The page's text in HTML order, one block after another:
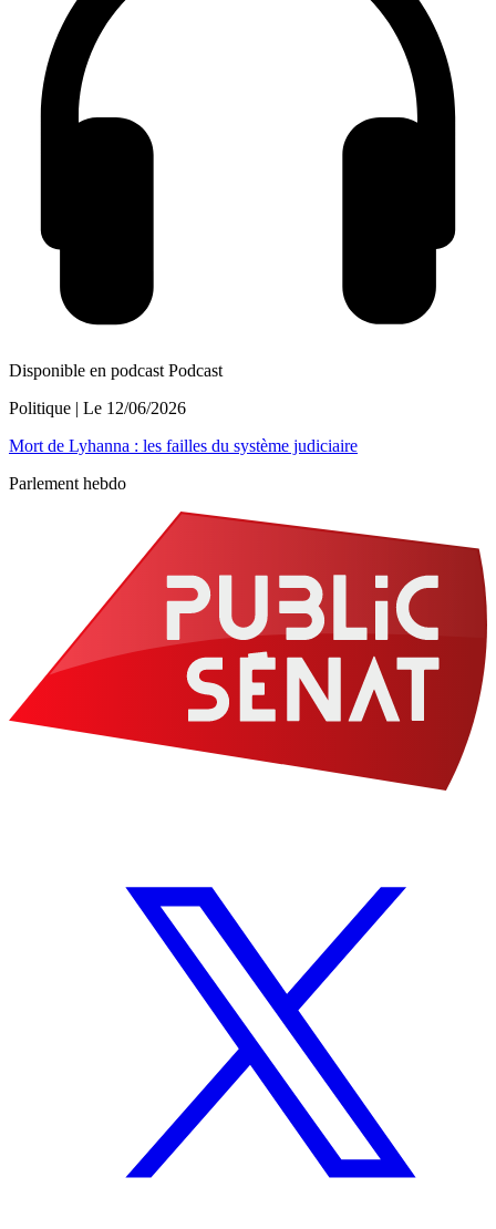
Disponible en podcast Podcast
Politique | Le 12/06/2026
Mort de Lyhanna : les failles du système judiciaire
Parlement hebdo